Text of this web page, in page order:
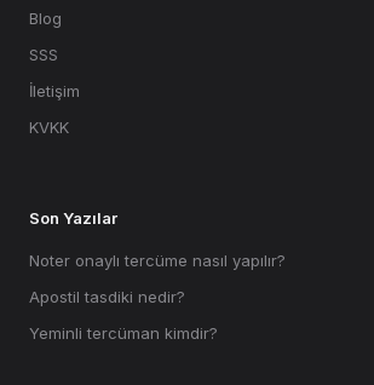
Blog
SSS
İletişim
KVKK
Son Yazılar
Noter onaylı tercüme nasıl yapılır?
Apostil tasdiki nedir?
Yeminli tercüman kimdir?